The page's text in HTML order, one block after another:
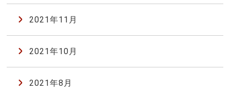
2021年11月
2021年10月
2021年8月